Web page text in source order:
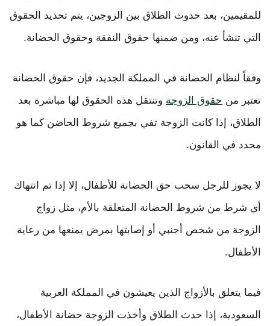
للمقيمين، بعد حدوث الطلاق بين الزوجين، يتم تحديد الحقوق
التي تنشأ عنه، ومن ضمنها حقوق النفقة وحقوق الحضانة.
وفقاً لنظام الحضانة في المملكة الجديد، فإن حقوق الحضانة
تعتبر من حقوق الزوجة وتنتقل هذه الحقوق لها مباشرة بعد
الطلاق، إذا كانت الزوجة تفي بجميع شروط الحاضن كما هو
محدد في القانون.
لا يجوز للرجل سحب حق الحضانة للأطفال، إلا إذا تم انتهاك
أي شرط من شروط الحضانة المتعلقة بالأم، مثل زواج
الزوجة من شخص أجنبي أو إصابتها بمرض يمنعها من رعاية
الأطفال.
فيما يتعلق بالأزواج الذين يعيشون في المملكة العربية
السعودية، إذا حدث الطلاق وأخذت الزوجة حضانة الأطفال،